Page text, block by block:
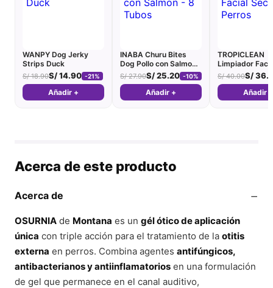
WANPY Dog Jerky
Strips Duck
S/18.90S/14.90 -21%
Añadir +
INABA Churu Bites
Dog Pollo con Salmon -
8 Tubos
S/27.90S/25.20 -10%
Añadir +
TROPICLEAN
Limpiador
Perros
S/40.00S/
Añadir +
Acerca de este producto
Acerca de −
OSURNIA de Montana es un gél ótico de aplicación
única con triple acción para el tratamiento de la otitis
externa en perros. Combina agentes antifúngicos,
antibacterianos y antiinflamatorios en una formulación
de gel que permanece en el canal auditivo,